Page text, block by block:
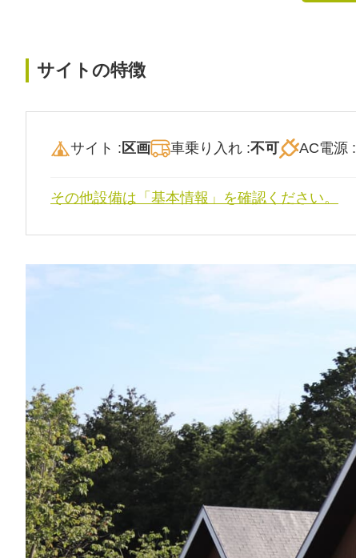
サイトの特徴
サイト : 区画 車乗り入れ :不可 AC電源 :
その他設備は「基本情報」を確認ください。